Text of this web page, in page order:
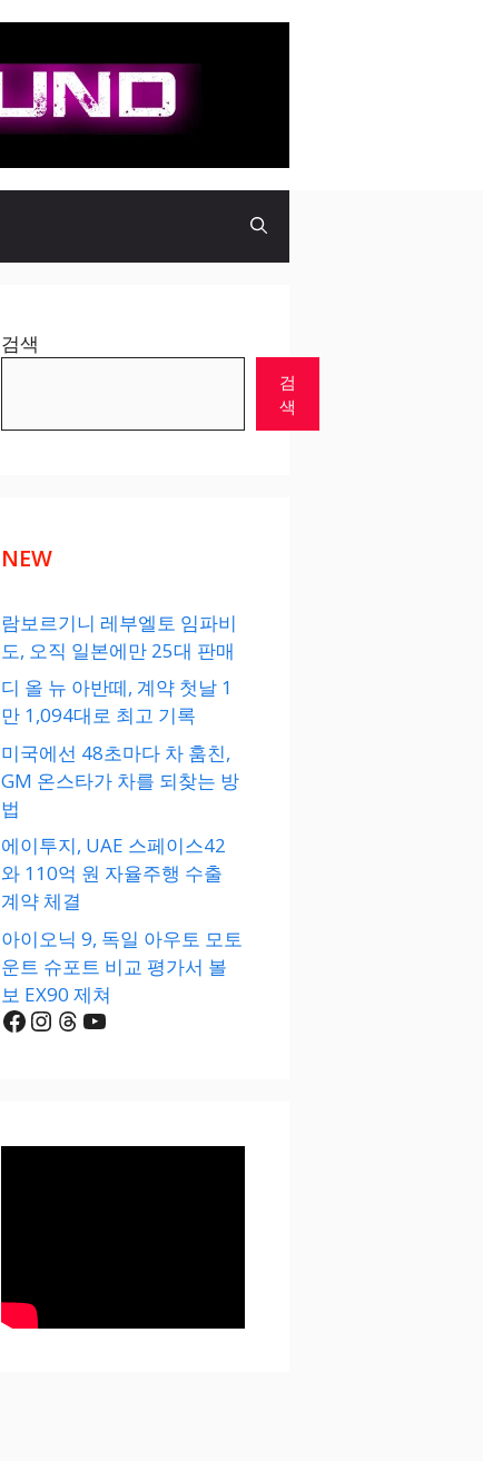
검색
검
색
NEW
람보르기니 레부엘토 임파비
도, 오직 일본에만 25대 판매
디 올 뉴 아반떼, 계약 첫날 1
만 1,094대로 최고 기록
미국에선 48초마다 차 훔친,
GM 온스타가 차를 되찾는 방
법
에이투지, UAE 스페이스42
와 110억 원 자율주행 수출
계약 체결
아이오닉 9, 독일 아우토 모토
운트 슈포트 비교 평가서 볼
보 EX90 제쳐
Facebook
Instagram
Threads
YouTube